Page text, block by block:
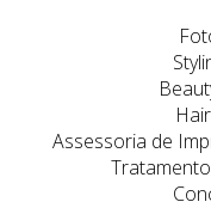
Assessoria de